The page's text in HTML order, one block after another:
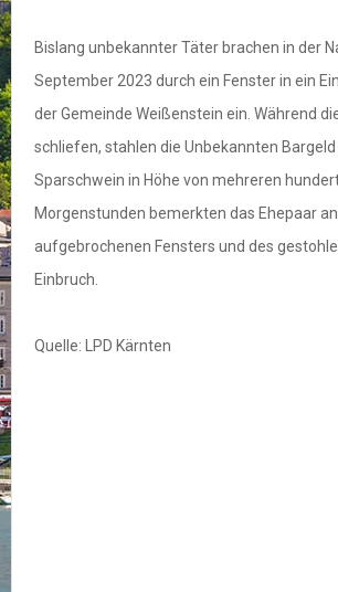
Bislang unbekannter Täter brachen in der
September 2023 durch ein Fenster in ein
der Gemeinde Weißenstein ein. Während
schliefen, stahlen die Unbekannten Bargeld
Sparschwein in Höhe von mehreren
Morgenstunden bemerkten das Ehepaar
aufgebrochenen Fensters und des
Einbruch.
Quelle: LPD Kärnten